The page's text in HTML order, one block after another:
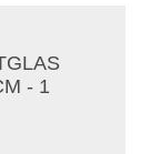
- 1